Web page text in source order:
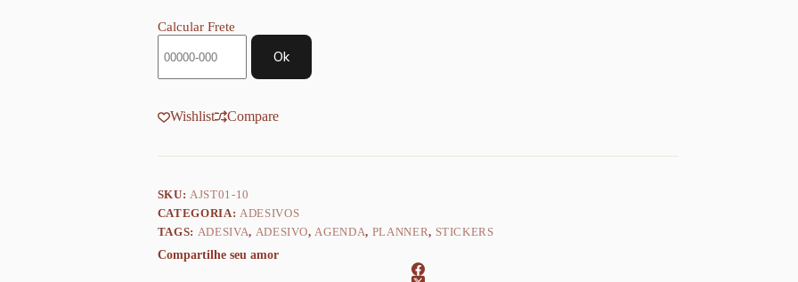
Calcular Frete
Ok
Wishlist Compare
SKU:AJST01-10
CATEGORIA: ADESIVOS
TAGS: ADESIVA, ADESIVO,AGENDA, PLANNER, STICKERS
Compartilhe seu amor